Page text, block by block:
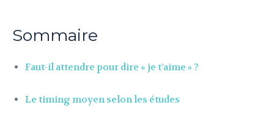
Sommaire
Faut-il attendre pour dire « je t’aime » ?
Le timing moyen selon les études